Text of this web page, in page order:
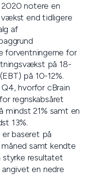
notere en
end tidligere
af
forventningerne for
på 18-
på 10-12%.
hvorfor cBrain
regnskabsåret
21% samt en
13%.
baseret på
samt kendte
styrke resultatet
en nedre